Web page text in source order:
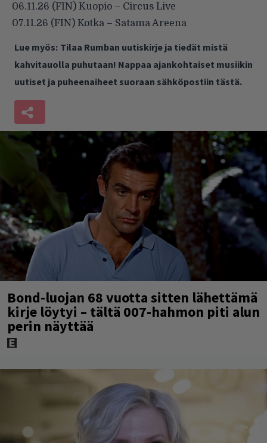
06.11.26 (FIN) Kuopio – Circus Live
07.11.26 (FIN) Kotka – Satama Areena
Lue myös: Tilaa Rumban uutiskirje ja tiedät mistä
kahvitauolla puhutaan! Nappaa ajankohtaiset musiikin
uutiset ja puheenaiheet suoraan sähköpostiin tästä.
Bond-luojan 68 vuotta sitten lähettämä
kirje löytyi – tältä 007-hahmon piti alun
perin näyttää